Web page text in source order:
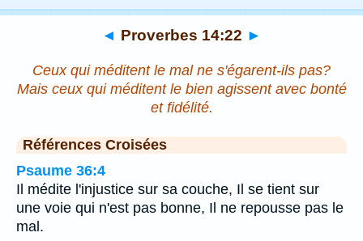
◄ Proverbes 14:22 ►
Ceux qui méditent le mal ne s'égarent-ils pas?
Mais ceux qui méditent le bien agissent avec bonté
et fidélité.
Références Croisées
Psaume 36:4
Il médite l'injustice sur sa couche, Il se tient sur
une voie qui n'est pas bonne, Il ne repousse pas le
mal.